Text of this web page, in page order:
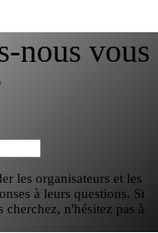
nous vous
les organisateurs et les
à leurs questions. Si
n'hésitez pas à